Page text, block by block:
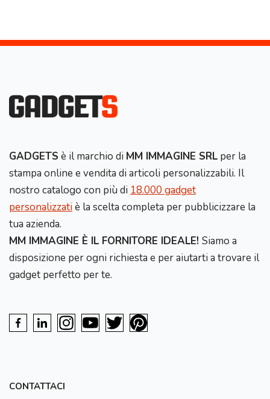
GADGETS è il marchio di MM IMMAGINE SRL per la
stampa online e vendita di articoli personalizzabili. Il
nostro catalogo con più di 18.000 gadget
personalizzatiè la scelta completa per pubblicizzare la
tua azienda.
MM IMMAGINE È IL FORNITORE IDEALE! Siamo a
disposizione per ogni richiesta e per aiutarti a trovare il
gadget perfetto per te.
CONTATTACI